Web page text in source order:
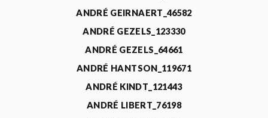
ANDRÉ GEIRNAERT_46582
ANDRÉ GEZELS_123330
ANDRÉ GEZELS_64661
ANDRÉ HANTSON_119671
ANDRÉ KINDT_121443
ANDRÉ LIBERT_76198